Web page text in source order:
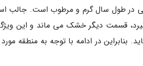
در طول سال گرم و مرطوب است. جالب
قسمت دیگر خشک می ماند و این
بنابراین در ادامه با توجه به منطقه